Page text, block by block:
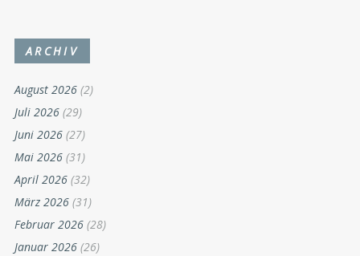
ARCHIV
August 2026 (2)
Juli 2026 (29)
Juni 2026 (27)
Mai 2026 (31)
April 2026 (32)
März 2026 (31)
Februar 2026 (28)
Januar 2026 (26)